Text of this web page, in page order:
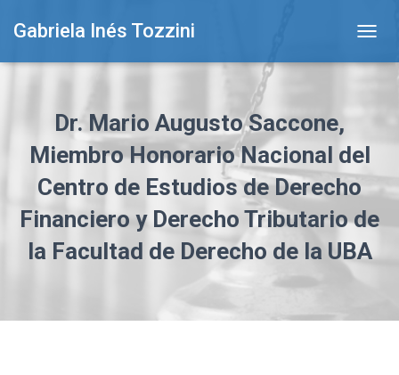
Gabriela Inés Tozzini
O
N
A
G
A
T
Dr. Mario Augusto Saccone,
Miembro Honorario Nacional del
Centro de Estudios de Derecho
Financiero y Derecho Tributario de
la Facultad de Derecho de la UBA